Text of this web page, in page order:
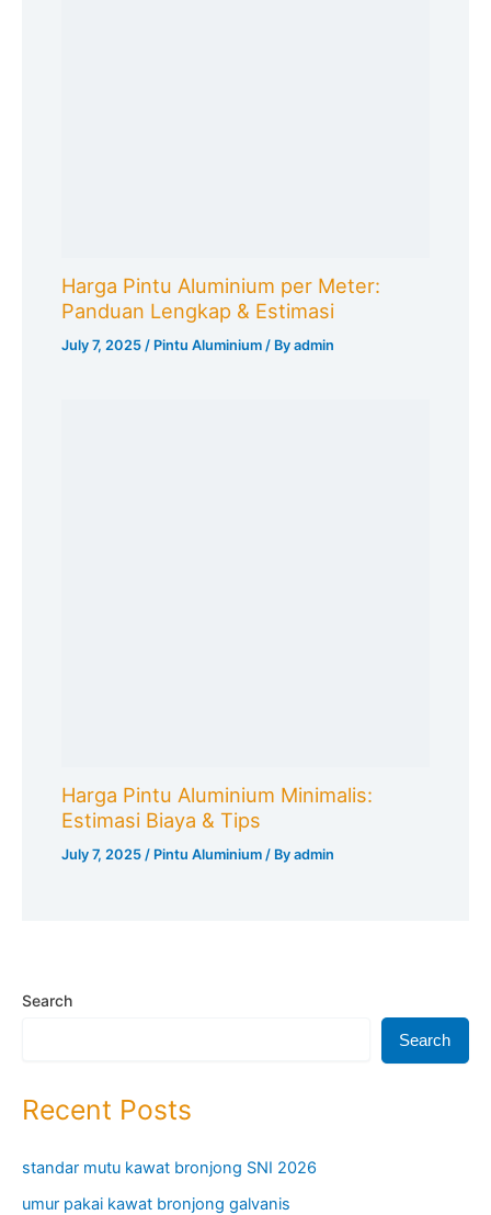
Harga Pintu Aluminium per Meter:
Panduan Lengkap & Estimasi
July 7, 2025/ Pintu Aluminium / Byadmin
Harga Pintu Aluminium Minimalis:
Estimasi Biaya & Tips
July 7, 2025/ Pintu Aluminium / Byadmin
Search
Search
Recent Posts
standar mutu kawat bronjong SNI 2026
umur pakai kawat bronjong galvanis